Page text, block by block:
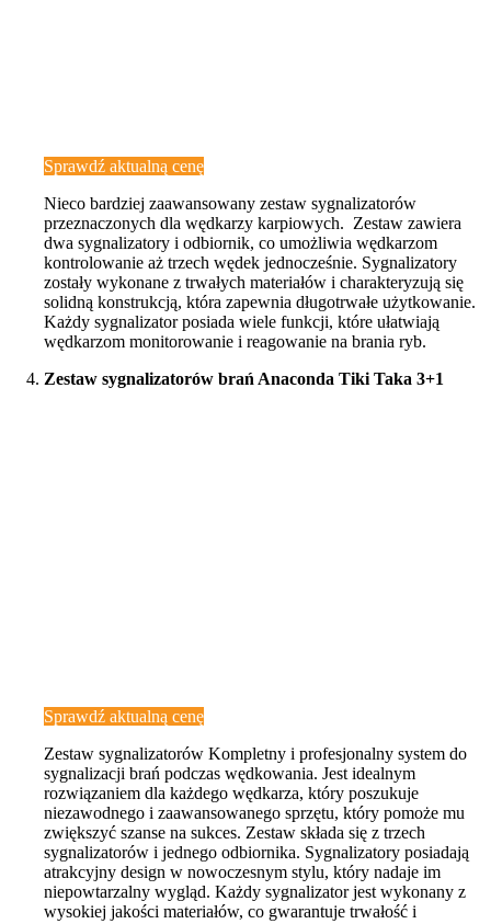
Sprawdź aktualną cenę
Nieco bardziej zaawansowany zestaw sygnalizatorów
przeznaczonych dla wędkarzy karpiowych. Zestaw zawiera
dwa sygnalizatory i odbiornik, co umożliwia wędkarzom
kontrolowanie aż trzech wędek jednocześnie. Sygnalizatory
zostały wykonane z trwałych materiałów i charakteryzują się
solidną konstrukcją, która zapewnia długotrwałe użytkowanie.
Każdy sygnalizator posiada wiele funkcji, które ułatwiają
wędkarzom monitorowanie i reagowanie na brania ryb.
Zestaw sygnalizatorów brań Anaconda Tiki Taka 3+1
Sprawdź aktualną cenę
Zestaw sygnalizatorów Kompletny i profesjonalny system do
sygnalizacji brań podczas wędkowania. Jest idealnym
rozwiązaniem dla każdego wędkarza, który poszukuje
niezawodnego i zaawansowanego sprzętu, który pomoże mu
zwiększyć szanse na sukces. Zestaw składa się z trzech
sygnalizatorów i jednego odbiornika. Sygnalizatory posiadają
atrakcyjny design w nowoczesnym stylu, który nadaje im
niepowtarzalny wygląd. Każdy sygnalizator jest wykonany z
wysokiej jakości materiałów, co gwarantuje trwałość i